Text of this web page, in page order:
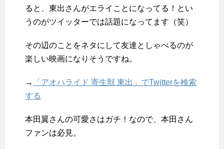
ると、東出さんがエライことになってる！とい
うのがツイッターでは話題になってます（笑）
その辺のことをネタにして友達としゃべるのが
楽しい映画になりそうですね。
→
「アオハライド 寄生獣 東出」でTwitterを検索
する
本田翼さんの可愛さはガチ！なので、本田さん
ファンは必見。